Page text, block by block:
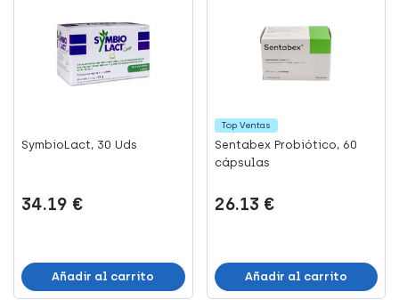
SymbioLact, 30 Uds
34.19 €
Añadir al carrito
Top Ventas
Sentabex Probiótico, 60
cápsulas
26.13 €
Añadir al carrito